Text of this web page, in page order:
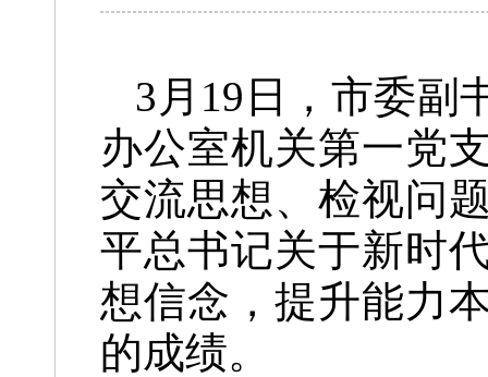
3月19日，市委副
办公室机关第一党
交流思想、检视问
平总书记关于新时
想信念，提升能力
的成绩。